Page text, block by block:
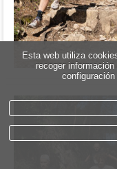
Esta web utiliza
recoger